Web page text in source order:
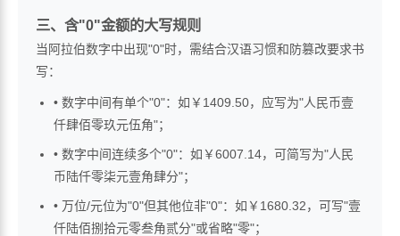
三、含"0"金额的大写规则
当阿拉伯数字中出现"0"时，需结合汉语习惯和防篡改要求书
写：
• 数字中间有单个"0"：如￥1409.50，应写为"人民币壹
仟肆佰零玖元伍角"；
• 数字中间连续多个"0"：如￥6007.14，可简写为"人民
币陆仟零柒元壹角肆分"；
• 万位/元位为"0"但其他位非"0"：如￥1680.32，可写"壹
仟陆佰捌拾元零叁角贰分"或省略"零"；